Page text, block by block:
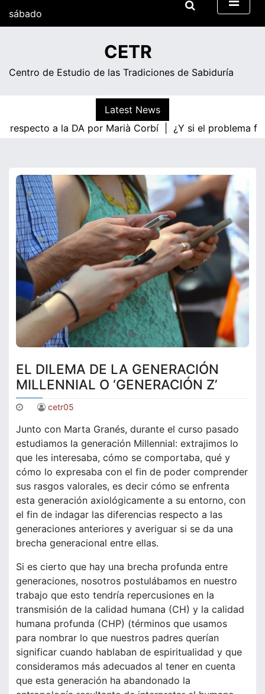
Skip
sábado
CETR
Centro de Estudio de las Tradiciones de Sabiduría
Latest News
respecto a la DA por Marià Corbí |
¿Y si el problema
EL DILEMA DE LA GENERACIÓN
MILLENNIAL O ‘GENERACIÓN Z’
cetr05
Junto con Marta Granés, durante el curso pasado
estudiamos la generación Millennial: extrajimos lo
que les interesaba, cómo se comportaba, qué y
cómo lo expresaba con el fin de poder comprender
sus rasgos valorales, es decir cómo se enfrenta
esta generación axiológicamente a su entorno, con
el fin de indagar las diferencias respecto a las
generaciones anteriores y averiguar si se da una
brecha generacional entre ellas.
Si es cierto que hay una brecha profunda entre
generaciones, nosotros postulábamos en nuestro
trabajo que esto tendría repercusiones en la
transmisión de la calidad humana (CH) y la calidad
humana profunda (CHP) (términos que usamos
para nombrar lo que nuestros padres querían
significar cuando hablaban de espiritualidad y que
consideramos más adecuados al tener en cuenta
que esta generación ha abandonado la